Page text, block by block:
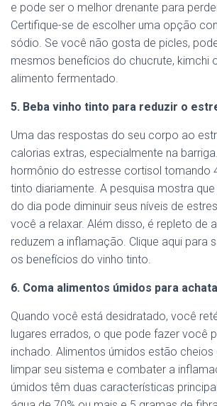
e pode ser o melhor drenante para
Certifique-se de escolher uma opção
sódio. Se você não gosta de picles,
mesmos benefícios do chucrute, kimchi
alimento fermentado.
5. Beba vinho tinto para reduzir o
Uma das respostas do seu corpo ao
calorias extras, especialmente na
hormônio do estresse cortisol tomando
tinto diariamente. A pesquisa mostra
do dia pode diminuir seus níveis de
você a relaxar. Além disso, é repleto de
reduzem a inflamação. Clique aqui para
os benefícios do vinho tinto.
6. Coma alimentos úmidos para
Quando você está desidratado, você
lugares errados, o que pode fazer você
inchado. Alimentos úmidos estão cheios
limpar seu sistema e combater a
úmidos têm duas características